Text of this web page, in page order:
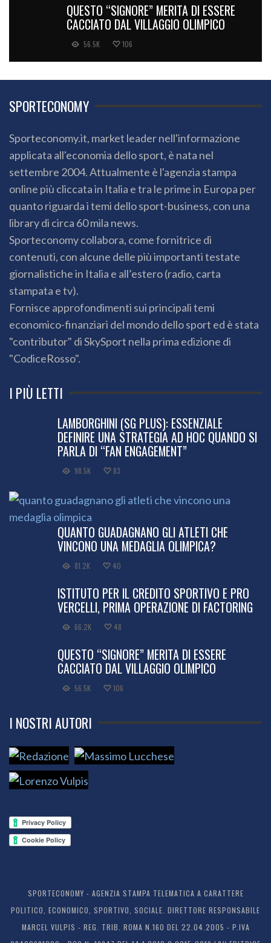
QUESTO “SIGNORE” MERITA DI ESSERE
CACCIATO DAL VILLAGGIO OLIMPICO
56.5K 106
SPORTECONOMY
Sporteconomy.it, market leader nell'informazione
applicata all'economia dello sport, è nata nel
settembre 2004. Attualmente è l'agenzia stampa
online più cliccata in Italia e tra le prime in Europa per
quanto riguarda i temi dello sport-business, con una
library di circa 60 mila news.
Sporteconomy collabora, come fornitrice di
contenuti, con alcune delle più importanti testate
giornalistiche in Italia e all’estero (radio, carta
stampata e tv).
Fornisce approfondimenti sui principali temi
economico-finanziari del mondo dello sport ed è stata
"contributor" di SkySport nella prima edizione di
"CodiceRosso".
I PIÙ LETTI
LAMBORGHINI (SG PLUS): ESSENZIALE
DEFINIRE UNA STRATEGIA AD HOC QUANDO SI
PARLA DI “FAN ENGAGEMENT”
98.5K 83
QUANTO GUADAGNANO GLI ATLETI CHE
VINCONO UNA MEDAGLIA OLIMPICA?
81.2K 40
ISTITUTO PER IL CREDITO SPORTIVO E PRO
VERCELLI, PRIMA OPERAZIONE DI FACTORING
66.2K 48
QUESTO “SIGNORE” MERITA DI ESSERE
CACCIATO DAL VILLAGGIO OLIMPICO
56.5K 106
I NOSTRI AUTORI
SPORTECONOMY - AGENZIA STAMPA TELEMATICA A CARATTERE
POLITICO, ECONOMICO, SPORTIVO, SOCIALE. DIRETTORE RESPONSABILE
MARCEL VULPIS - REG. TRIB. ROMA N.160 DEL 22.04.2005 - P.IVA